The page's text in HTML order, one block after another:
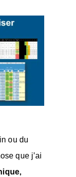
ou du
que j’ai